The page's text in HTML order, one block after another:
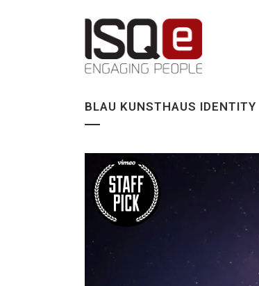
BLAU KUNSTHAUS IDENTITY